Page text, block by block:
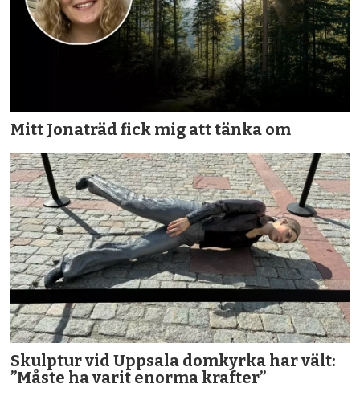
Mitt Jonaträd fick mig att tänka om
Skulptur vid Uppsala domkyrka har vält:
”Måste ha varit enorma krafter”